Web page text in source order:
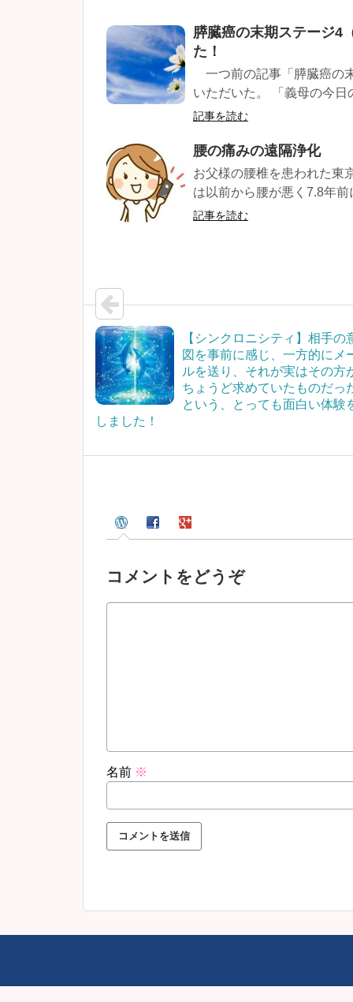
膵臓癌の末期ステージ4
た！
一つ前の記事「膵臓癌の
いただいた。 「義母の今
記事を読む
腰の痛みの遠隔浄化
お父様の腰椎を患われた東
は以前から腰が悪く7.8年
記事を読む
【シンクロニシティ】相手の
図を事前に感じ、一方的にメ
ルを送り、それが実はその方
ちょうど求めていたものだっ
という、とっても面白い体験
しました！
コメントをどうぞ
名前 ※